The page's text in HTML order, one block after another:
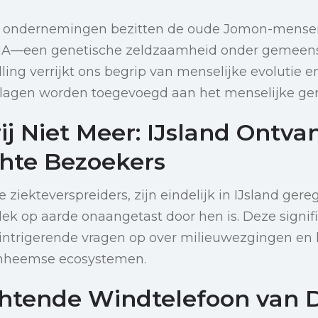
bezitten de oude Jomon-
genetische zeldzaamheid onder
verrijkt ons begrip van menselijke evolutie
worden toegevoegd aan het menselijke
Niet Meer: IJsland
Bezoekers
ziekteverspreiders, zijn eindelijk in IJsland
op aarde onaangetast door hen is. Deze
vragen op over milieuwezgingen
ecosystemen.
Windtelefoon van